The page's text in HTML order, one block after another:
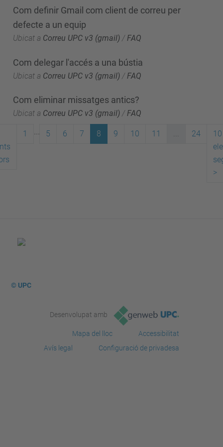
Com definir Gmail com client de correu per
defecte a un equip
Ubicat a Correu UPC v3 (gmail) /FAQ
Com delegar l'accés a una bústia
Ubicat a Correu UPC v3 (gmail) /FAQ
Com eliminar missatges antics?
Ubicat a Correu UPC v3 (gmail) /FAQ
1 ... 5 6 7 8 9 10 11 ... 24
10
>
© UPC
Desenvolupat amb
Mapa del lloc
Accessibilitat
Avís legal
Configuració de privadesa